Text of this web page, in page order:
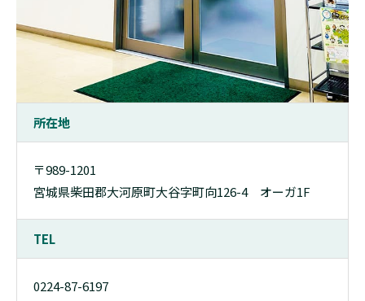
所在地
〒989-1201
宮城県柴田郡大河原町大谷字町向126-4 オーガ1F
TEL
0224-87-6197